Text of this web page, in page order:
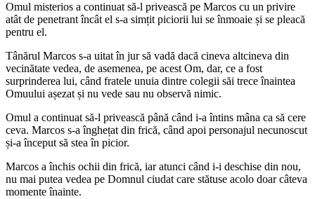
Omul misterios a continuat să-l privească pe Marcos cu un privire
atât de penetrant încât el s-a simțit piciorii lui se înmoaie și se pleacă
pentru el.
Tânărul Marcos s-a uitat în jur să vadă dacă cineva altcineva din
vecinătate vedea, de asemenea, pe acest Om, dar, ce a fost
surprinderea lui, când fratele unuia dintre colegii săi trece înaintea
Omuului așezat și nu vede sau nu observă nimic.
Omul a continuat să-l privească până când i-a întins mâna ca să cere
ceva. Marcos s-a înghețat din frică, când apoi personajul necunoscut
și-a început să stea în picior.
Marcos a închis ochii din frică, iar atunci când i-i deschise din nou,
nu mai putea vedea pe Domnul ciudat care stătuse acolo doar câteva
momente înainte.